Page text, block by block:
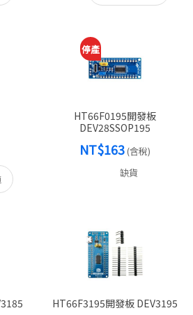
停產
HT66F0195開發板
DEV28SSOP195
NT$163(含稅)
缺貨
HT66F3195開發板 DEV3195